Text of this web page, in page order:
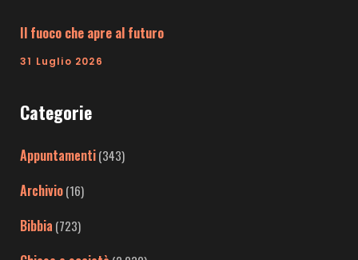
Il fuoco che apre al futuro
31 Luglio 2026
Categorie
Appuntamenti(343)
Archivio(16)
Bibbia (723)